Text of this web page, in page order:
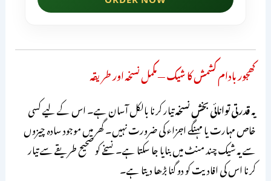
کھجور بادام کشمش کا شیک — مکمل نسخہ اور طریقہ
یہقدرتی توانائی بخش نسخہتیار کرنا بالکل آسان ہے۔ اس کے لیے کسی
خاص مہارت یا مہنگے اجزاء کی ضرورت نہیں۔ گھر میں موجود سادہ چیزوں
سے یہ شیک چند منٹ میں بنایا جا سکتا ہے۔ نسخے کو صحیح طریقے سے تیار
کرنا اس کی افادیت کو دو گنا بڑھا دیتا ہے۔